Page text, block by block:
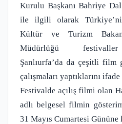
Kurulu Başkanı Bahriye
ile ilgili olarak
Kültür ve Turizm
Müdürlüğü
Şanlıurfa’da da çeşitli film
çalışmaları yaptıklarını
Festivalde açılış filmi olan
adlı belgesel filmin
31 Mayıs Cumartesi Gününe